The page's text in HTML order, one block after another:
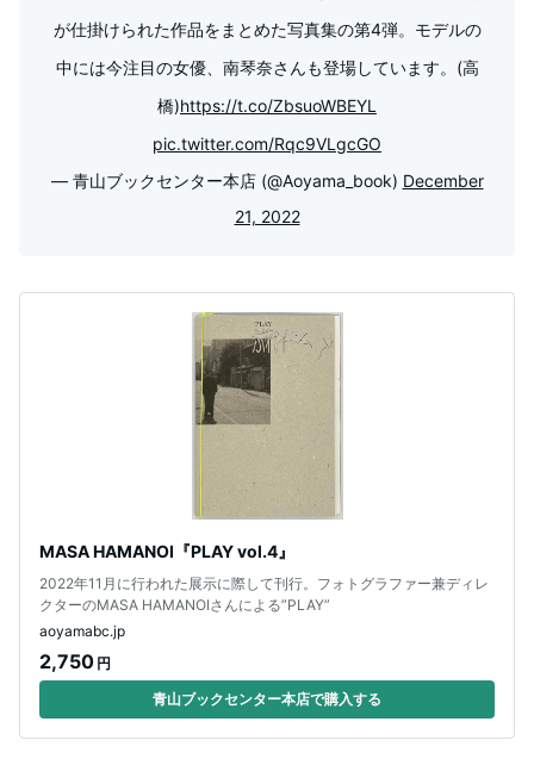
が仕掛けられた作品をまとめた写真集の第4弾。モデルの
中には今注目の女優、南琴奈さんも登場しています。(高
橋)https://t.co/ZbsuoWBEYL
pic.twitter.com/Rqc9VLgcGO
— 青山ブックセンター本店 (@Aoyama_book) December
21, 2022
MASA HAMANOI『PLAY vol.4』
2022年11月に行われた展示に際して刊行。フォトグラファー兼ディレ
クターのMASA HAMANOIさんによる”PLAY”
aoyamabc.jp
2,750 円
青山ブックセンター本店で購入する